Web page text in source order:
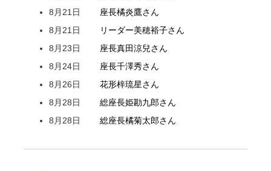
8月21日
座長橘炎鷹さん
8月21日
リーダー美穂裕子さん
8月23日
座長真田涼兒さん
8月24日
座長千澤秀さん
8月26日
花形梓琉星さん
8月28日
総座長姫勘九郎さん
8月28日
総座長橘菊太郎さん